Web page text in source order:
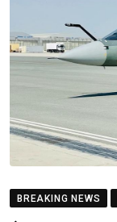
BREAKING NEWS